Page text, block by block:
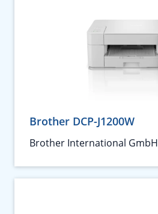
Brother DCP-J1200W
Brother International GmbH